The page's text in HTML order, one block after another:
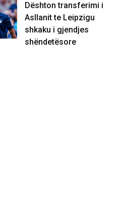
Dështon transferimi i
Asllanit te Leipzigu
shkaku i gjendjes
shëndetësore